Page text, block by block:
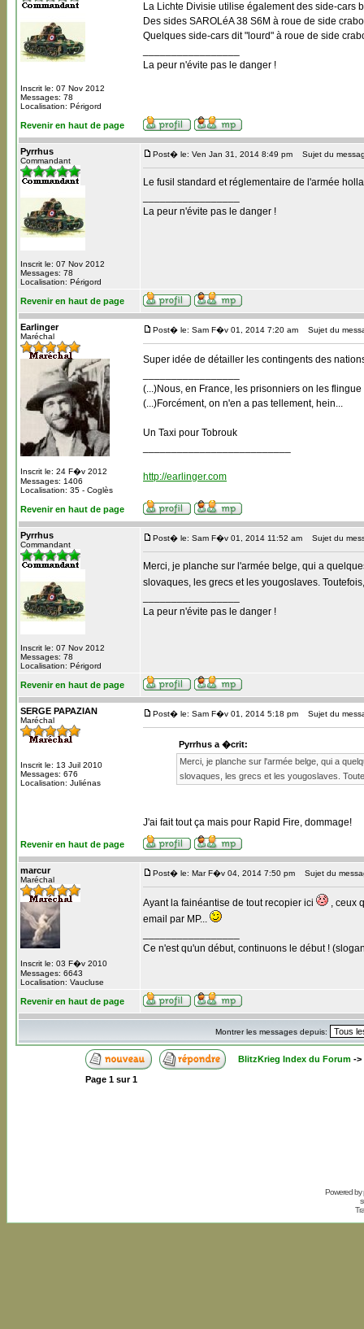
Inscrit le: 07 Nov 2012
Messages: 78
Localisation: Périgord
La Lichte Divisie utilise également des side-cars
Des sides SAROLéA 38 S6M à roue de side
Quelques side-cars dit "lourd" à roue de side
La peur n'évite pas le danger !
Revenir en haut de page
Pyrrhus
Commandant
Inscrit le: 07 Nov 2012
Messages: 78
Localisation: Périgord
Post� le: Ven Jan 31, 2014 8:49 pm Sujet du
Le fusil standard et réglementaire de l'armée
La peur n'évite pas le danger !
Revenir en haut de page
Earlinger
Maréchal
Inscrit le: 24 F�v 2012
Messages: 1406
Localisation: 35 - Coglès
Post� le: Sam F�v 01, 2014 7:20 am Sujet du
Super idée de détailler les contingents des
(...)Nous, en France, les prisonniers on les flingue
(...)Forcément, on n'en a pas tellement, hein...
Un Taxi pour Tobrouk
http://earlinger.com
Revenir en haut de page
Pyrrhus
Commandant
Inscrit le: 07 Nov 2012
Messages: 78
Localisation: Périgord
Post� le: Sam F�v 01, 2014 11:52 am Sujet du
Merci, je planche sur l'armée belge, qui a
slovaques, les grecs et les yougoslaves.
La peur n'évite pas le danger !
Revenir en haut de page
SERGE PAPAZIAN
Maréchal
Inscrit le: 13 Juil 2010
Messages: 676
Localisation: Juliénas
Post� le: Sam F�v 01, 2014 5:18 pm Sujet du
Pyrrhus a �crit:
Merci, je planche sur l'armée belge, qui a
slovaques, les grecs et les yougoslaves.
J'ai fait tout ça mais pour Rapid Fire, dommage!
Revenir en haut de page
marcur
Maréchal
Inscrit le: 03 F�v 2010
Messages: 6643
Localisation: Vaucluse
Post� le: Mar F�v 04, 2014 7:50 pm Sujet du
Ayant la fainéantise de tout recopier ici
, ceux
email par MP...
Ce n'est qu'un début, continuons le début !
Revenir en haut de page
Montrer les messages depuis:
BlitzKrieg Index du Forum->
Page 1sur1
Powered by